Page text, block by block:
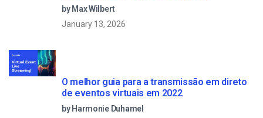
by Max Wilbert
January 13, 2026
O melhor guia para a transmissão em direto
de eventos virtuais em 2022
by Harmonie Duhamel